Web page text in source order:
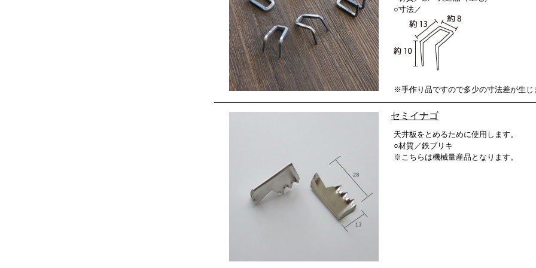
○寸法／
※手作り品ですので多少の寸法差が生じ
セミイナゴ
天井板をとめるために使用します。
○材質／鉄ブリキ
※こちらは機械量産品となります。